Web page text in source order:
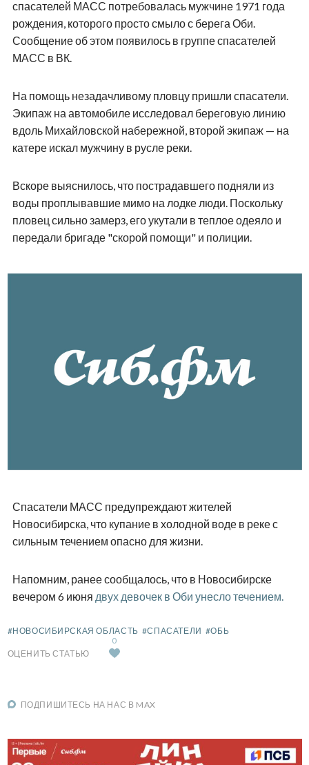
спасателей МАСС потребовалась мужчине 1971 года
рождения, которого просто смыло с берега Оби.
Сообщение об этом появилось в группе спасателей
МАСС в ВК.
На помощь незадачливому пловцу пришли спасатели.
Экипаж на автомобиле исследовал береговую линию
вдоль Михайловской набережной, второй экипаж — на
катере искал мужчину в русле реки.
Вскоре выяснилось, что пострадавшего подняли из
воды проплывавшие мимо на лодке люди. Поскольку
пловец сильно замерз, его укутали в теплое одеяло и
передали бригаде "скорой помощи" и полиции.
Спасатели МАСС предупреждают жителей
Новосибирска, что купание в холодной воде в реке с
сильным течением опасно для жизни.
Напомним, ранее сообщалось, что в Новосибирске
вечером 6 июня двух девочек в Оби унесло течением.
#НОВОСИБИРСКАЯ ОБЛАСТЬ #СПАСАТЕЛИ #ОБЬ
ОЦЕНИТЬ СТАТЬЮ
0
ПОДПИШИТЕСЬ НА НАС В MAX